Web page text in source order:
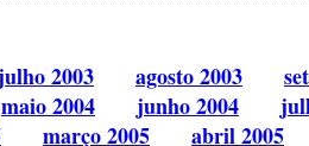
julho 2003 agosto 2003
maio 2004 junho 2004
março 2005 abril 2005